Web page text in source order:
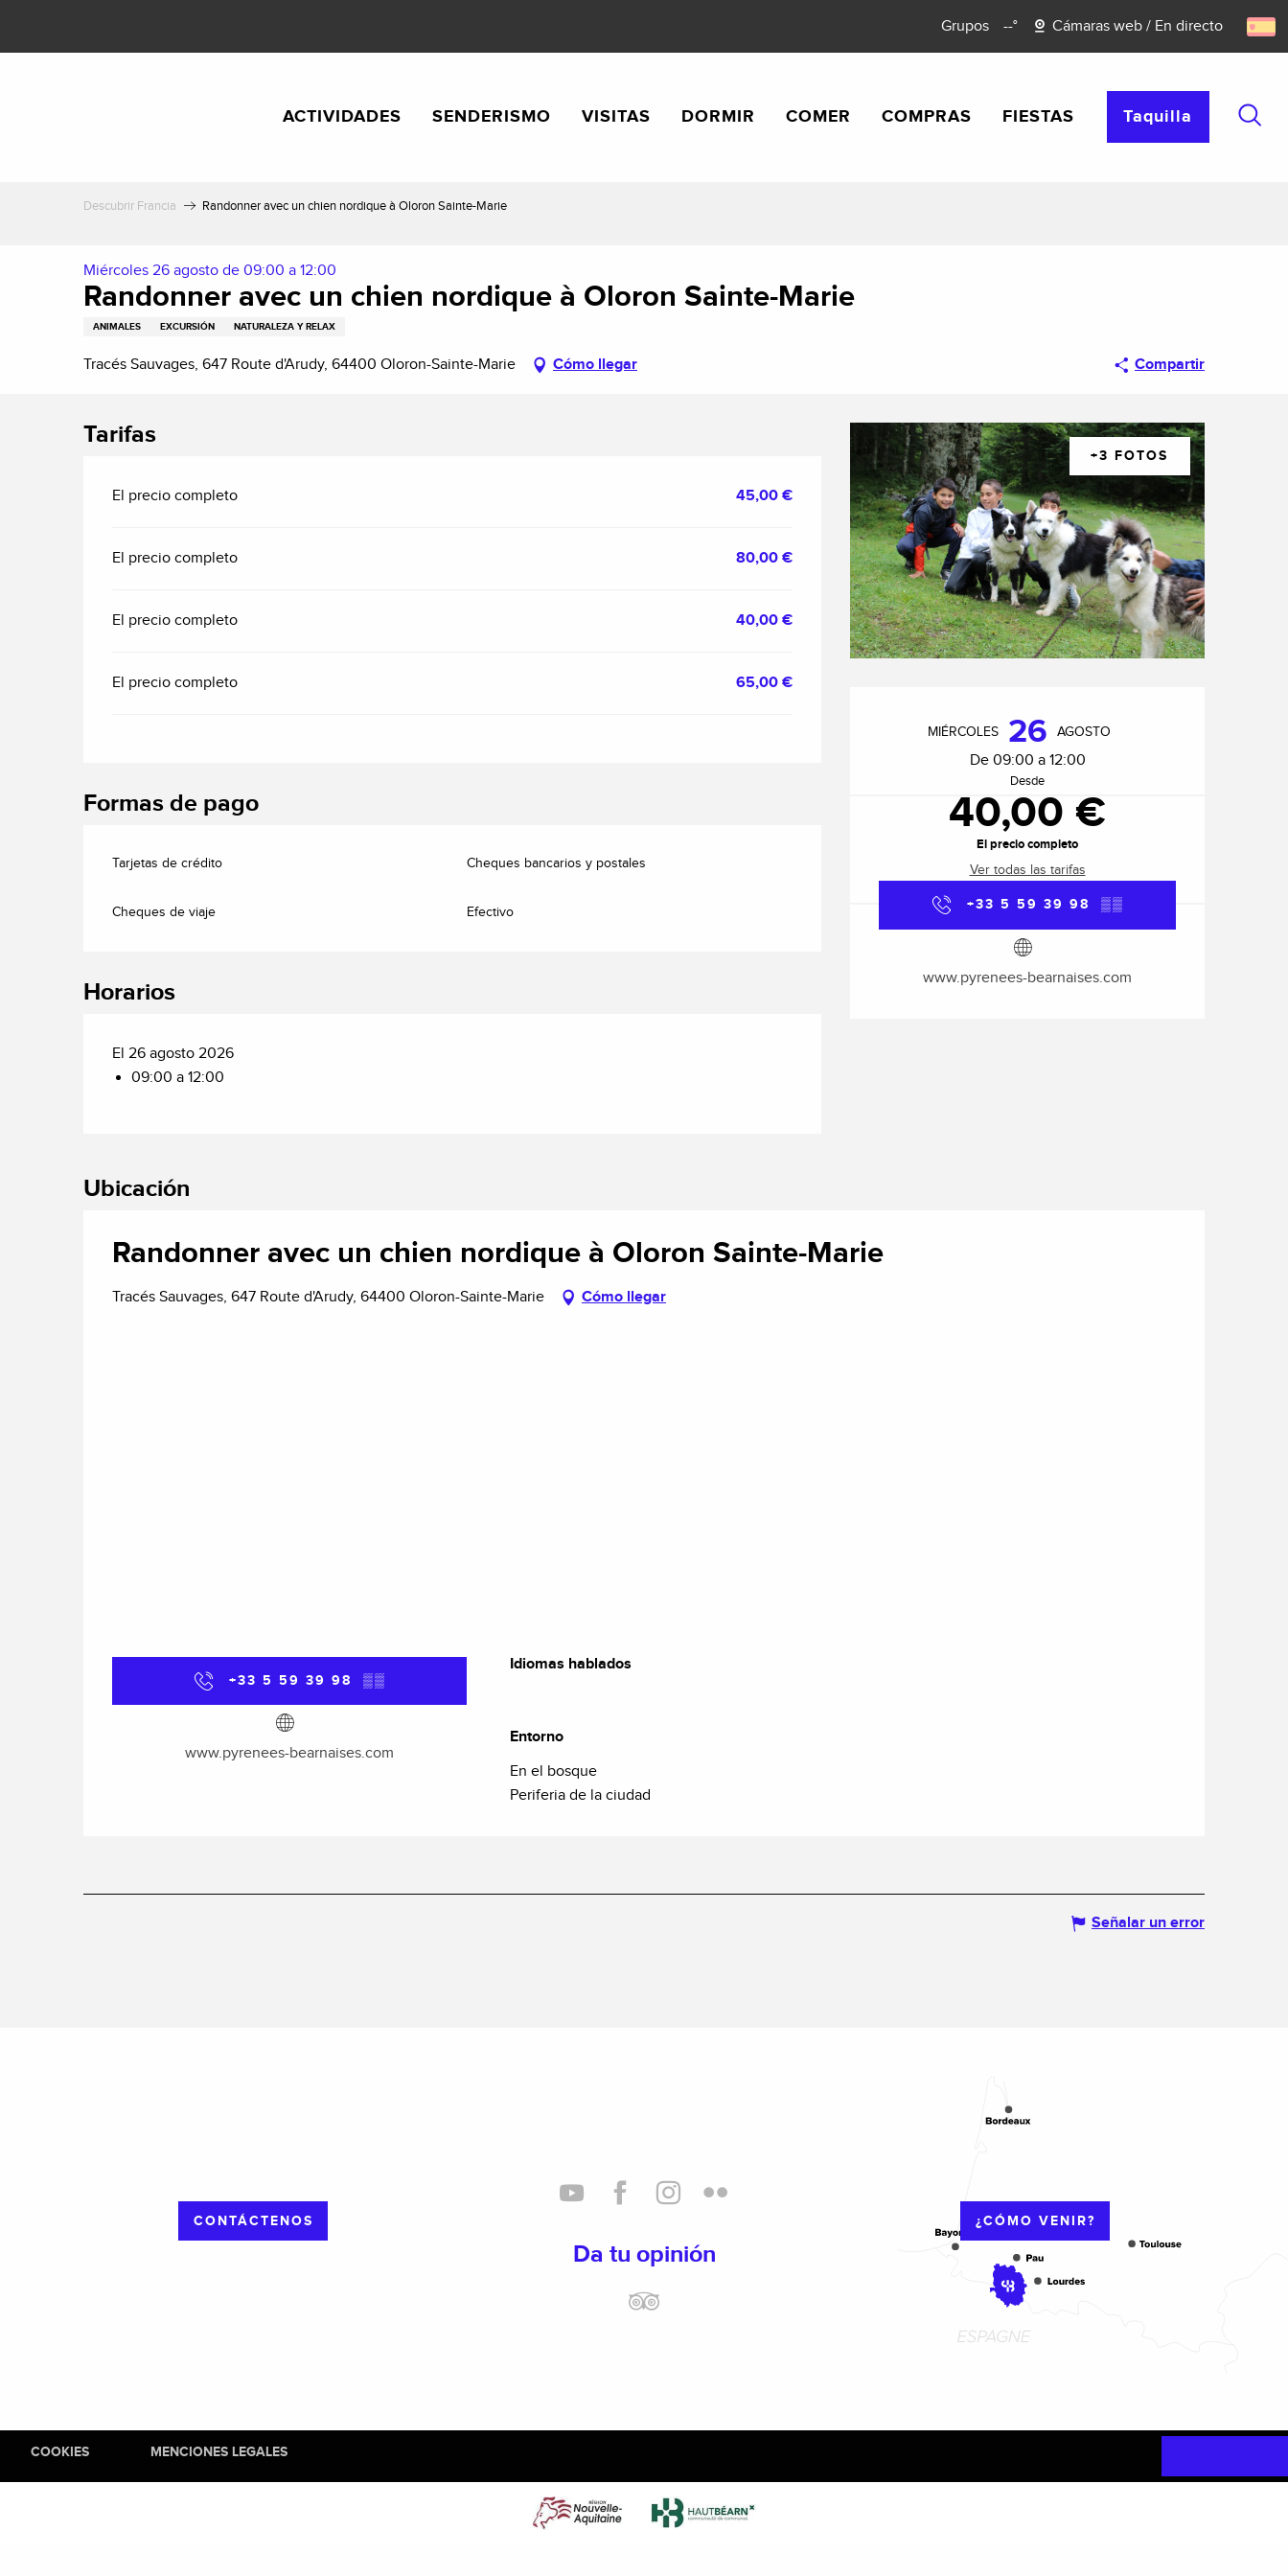
contenu
Grupos --° Cámaras web / En directo
ACTIVIDADES SENDERISMO VISITAS DORMIR COMER COMPRAS FIESTAS Taquilla
Descubrir Francia Randonner avec un chien nordique à Oloron Sainte-Marie
Miércoles 26 agosto de 09:00 a 12:00
Randonner avec un chien nordique à Oloron Sainte-Marie
ANIMALES EXCURSIÓN NATURALEZA Y RELAX
Tracés Sauvages, 647 Route d'Arudy, 64400 Oloron-Sainte-Marie Cómo llegar Compartir
+3 FOTOS
MIÉRCOLES 26 AGOSTO
De 09:00 a 12:00
Desde
40,00 €
El precio completo
Ver todas las tarifas
+33 5 59 39 98 ▒▒
www.pyrenees-bearnaises.com
Tarifas
El precio completo 45,00 €
El precio completo 80,00 €
El precio completo 40,00 €
El precio completo 65,00 €
Formas de pago
Tarjetas de crédito Cheques bancarios y postales
Cheques de viaje Efectivo
Horarios
El 26 agosto 2026
09:00 a 12:00
Ubicación
Randonner avec un chien nordique à Oloron Sainte-Marie
Tracés Sauvages, 647 Route d'Arudy, 64400 Oloron-Sainte-Marie Cómo llegar
+33 5 59 39 98 ▒▒
www.pyrenees-bearnaises.com
Idiomas hablados
Idiomas hablados
Entorno
Entorno
En el bosque
Periferia de la ciudad
Señalar un error
CONTÁCTENOS
Da tu opinión
¿CÓMO VENIR?
COOKIES MENCIONES LEGALES